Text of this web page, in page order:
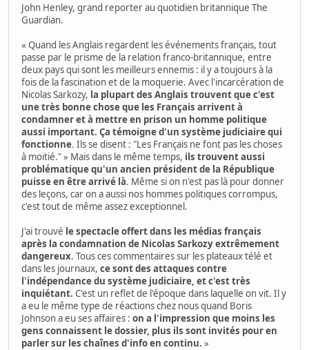
John Henley, grand reporter au quotidien britannique The
Guardian.
« Quand les Anglais regardent les événements français, tout
passe par le prisme de la relation franco-britannique, entre
deux pays qui sont les meilleurs ennemis : il y a toujours à la
fois de la fascination et de la moquerie. Avec l'incarcération de
Nicolas Sarkozy, la plupart des Anglais trouvent que c'est
une très bonne chose que les Français arrivent à
condamner et à mettre en prison un homme politique
aussi important. Ça témoigne d'un système judiciaire qui
fonctionne. Ils se disent : "Les Français ne font pas les choses
à moitié." » Mais dans le même temps, ils trouvent aussi
problématique qu'un ancien président de la République
puisse en être arrivé là. Même si on n'est pas là pour donner
des leçons, car on a aussi nos hommes politiques corrompus,
c'est tout de même assez exceptionnel.
J'ai trouvé le spectacle offert dans les médias français
après la condamnation de Nicolas Sarkozy extrêmement
dangereux. Tous ces commentaires sur les plateaux télé et
dans les journaux, ce sont des attaques contre
l'indépendance du système judiciaire, et c'est très
inquiétant. C'est un reflet de l'époque dans laquelle on vit. Il y
a eu le même type de réactions chez nous quand Boris
Johnson a eu ses affaires : on a l'impression que moins les
gens connaissent le dossier, plus ils sont invités pour en
parler sur les chaînes d'info en continu. »